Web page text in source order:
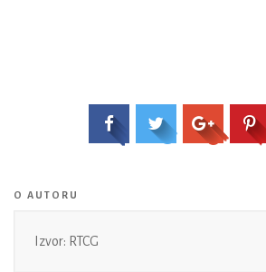
O AUTORU
Izvor: RTCG